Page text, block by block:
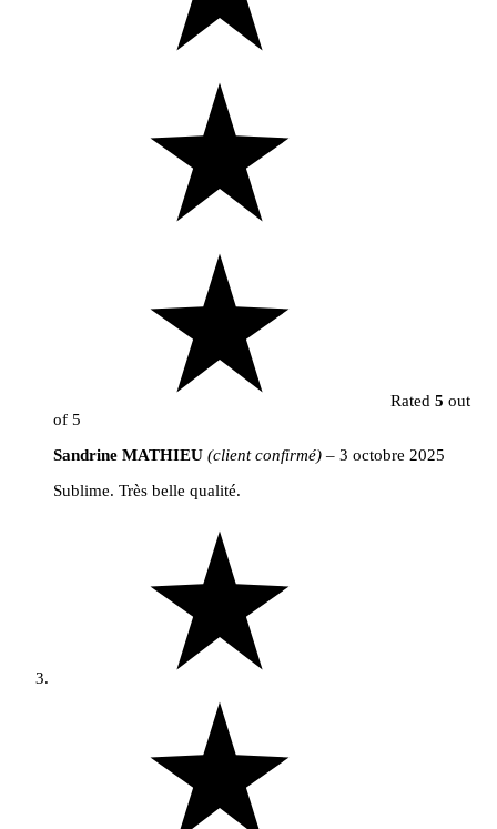
Rated 5 out
of 5
Sandrine MATHIEU (client confirmé) – 3 octobre 2025
Sublime. Très belle qualité.